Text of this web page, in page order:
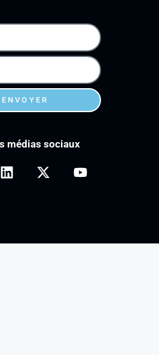
ENVOYER
médias sociaux